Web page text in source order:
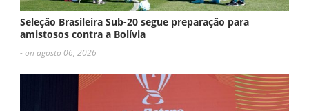
Seleção Brasileira Sub-20 segue preparação para
amistosos contra a Bolívia
- on agosto 06, 2026